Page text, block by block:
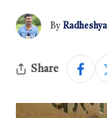
By
Share